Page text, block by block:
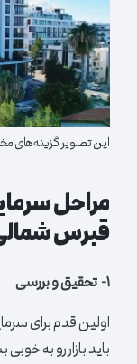
این تصویر گزینه‌های
مراحل
قبرس
۱- تحقیق و بررسی
اولین قدم برای
باید بازار رو به